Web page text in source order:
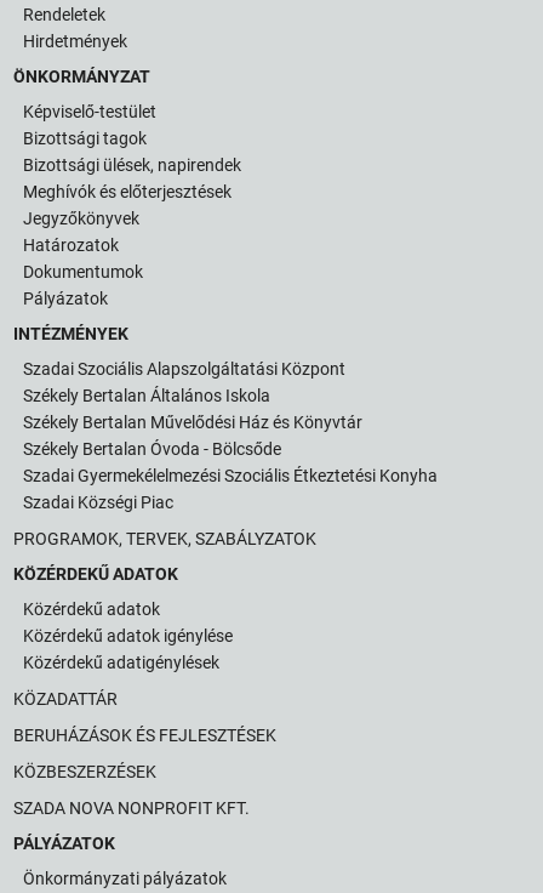
Rendeletek
Hirdetmények
ÖNKORMÁNYZAT
Képviselő-testület
Bizottsági tagok
Bizottsági ülések, napirendek
Meghívók és előterjesztések
Jegyzőkönyvek
Határozatok
Dokumentumok
Pályázatok
INTÉZMÉNYEK
Szadai Szociális Alapszolgáltatási Központ
Székely Bertalan Általános Iskola
Székely Bertalan Művelődési Ház és Könyvtár
Székely Bertalan Óvoda - Bölcsőde
Szadai Gyermekélelmezési Szociális Étkeztetési Konyha
Szadai Községi Piac
PROGRAMOK, TERVEK, SZABÁLYZATOK
KÖZÉRDEKŰ ADATOK
Közérdekű adatok
Közérdekű adatok igénylése
Közérdekű adatigénylések
KÖZADATTÁR
BERUHÁZÁSOK ÉS FEJLESZTÉSEK
KÖZBESZERZÉSEK
SZADA NOVA NONPROFIT KFT.
PÁLYÁZATOK
Önkormányzati pályázatok